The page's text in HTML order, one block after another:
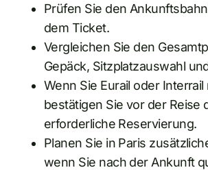
Prüfen Sie den
dem Ticket.
Vergleichen Sie den
Gepäck, Sitzplatzauswahl
Wenn Sie Eurail oder Interrail
bestätigen Sie vor der Reise
erforderliche Reservierung.
Planen Sie in Paris
wenn Sie nach der Ankunft